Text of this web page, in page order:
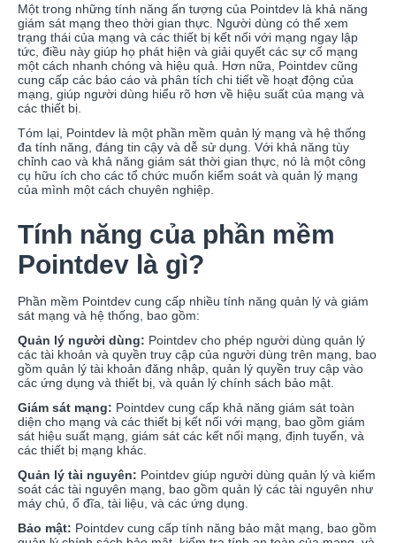
Một trong những tính năng ấn tượng của Pointdev là khả năng
giám sát mạng theo thời gian thực. Người dùng có thể xem
trạng thái của mạng và các thiết bị kết nối với mạng ngay lập
tức, điều này giúp họ phát hiện và giải quyết các sự cố mạng
một cách nhanh chóng và hiệu quả. Hơn nữa, Pointdev cũng
cung cấp các báo cáo và phân tích chi tiết về hoạt động của
mạng, giúp người dùng hiểu rõ hơn về hiệu suất của mạng và
các thiết bị.
Tóm lại, Pointdev là một phần mềm quản lý mạng và hệ thống
đa tính năng, đáng tin cậy và dễ sử dụng. Với khả năng tùy
chỉnh cao và khả năng giám sát thời gian thực, nó là một công
cụ hữu ích cho các tổ chức muốn kiểm soát và quản lý mạng
của mình một cách chuyên nghiệp.
Tính năng của phần mềm
Pointdev là gì?
Phần mềm Pointdev cung cấp nhiều tính năng quản lý và giám
sát mạng và hệ thống, bao gồm:
Quản lý người dùng: Pointdev cho phép người dùng quản lý
các tài khoản và quyền truy cập của người dùng trên mạng, bao
gồm quản lý tài khoản đăng nhập, quản lý quyền truy cập vào
các ứng dụng và thiết bị, và quản lý chính sách bảo mật.
Giám sát mạng: Pointdev cung cấp khả năng giám sát toàn
diện cho mạng và các thiết bị kết nối với mạng, bao gồm giám
sát hiệu suất mạng, giám sát các kết nối mạng, định tuyến, và
các thiết bị mạng khác.
Quản lý tài nguyên: Pointdev giúp người dùng quản lý và kiểm
soát các tài nguyên mạng, bao gồm quản lý các tài nguyên như
máy chủ, ổ đĩa, tài liệu, và các ứng dụng.
Bảo mật: Pointdev cung cấp tính năng bảo mật mạng, bao gồm